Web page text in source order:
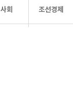
사회 조선경제